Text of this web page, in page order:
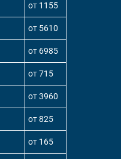
от 1155
от 5610
от 6985
от 715
от 3960
от 825
от 165